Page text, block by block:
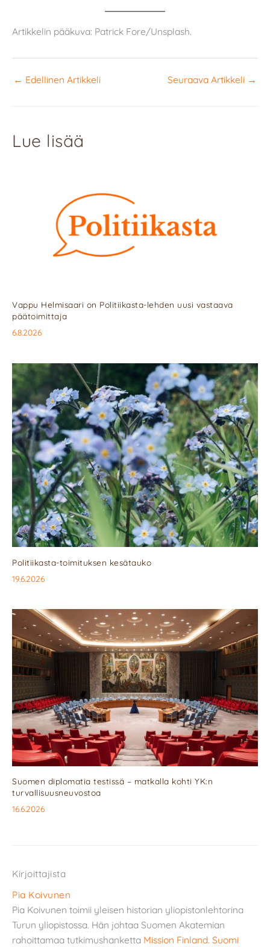
Artikkelin pääkuva: Patrick Fore/Unsplash.
← Edellinen Artikkeli Seuraava Artikkeli →
Lue lisää
Vappu Helmisaari on Politiikasta-lehden uusi vastaava
päätoimittaja
6.8.2026
Politiikasta-toimituksen kesätauko
19.6.2026
Suomen diplomatia testissä – matkalla kohti YK:n
turvallisuusneuvostoa
16.6.2026
Kirjoittajista
Pia Koivunen
Pia Koivunen toimii yleisen historian yliopistonlehtorina
Turun yliopistossa. Hän johtaa Suomen Akatemian
rahoittamaa tutkimushanketta Mission Finland. Suomi